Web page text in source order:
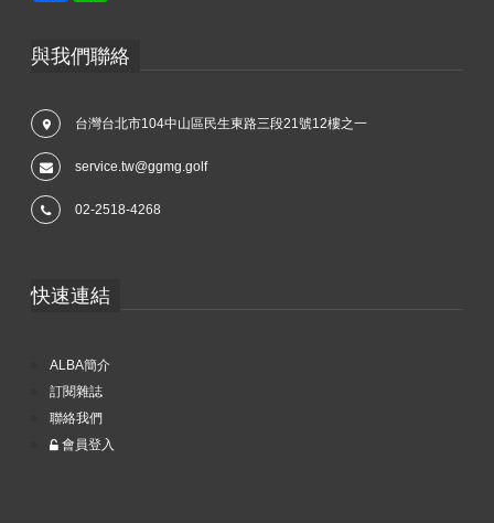
與我們聯絡
台灣台北市104中山區民生東路三段21號12樓之一
service.tw@ggmg.golf
02-2518-4268
快速連結
ALBA簡介
訂閱雜誌
聯絡我們
會員登入